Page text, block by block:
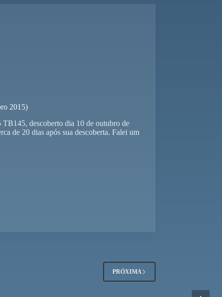
2015)
descoberto dia 10 de outubro de
de 20 dias após sua descoberta. Falei um
PRÓXIMA